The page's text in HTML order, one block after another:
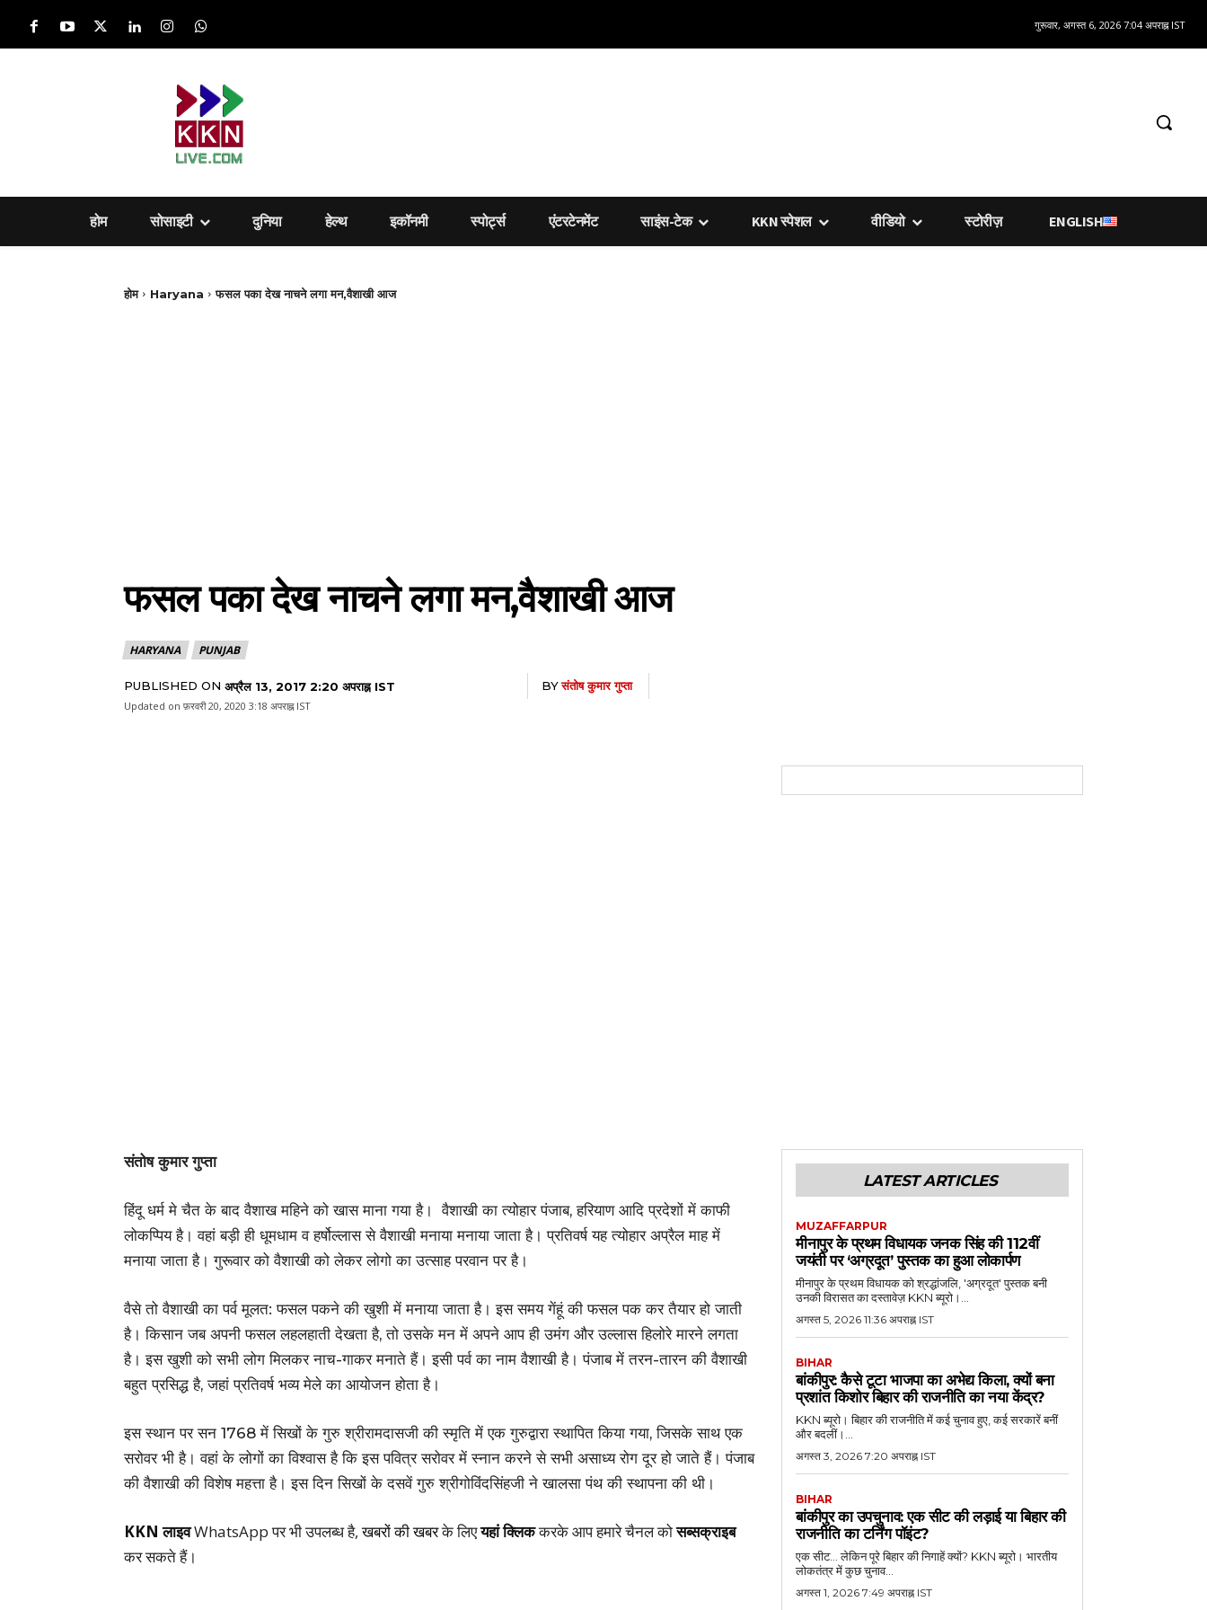
गुरूवार, अगस्त 6, 2026 7:04 अपराह्न IST
होम सोसाइटी दुनिया हेल्‍थ इकॉनमी स्पोर्ट्स एंटरटेनमेंट साइंस-टेक KKN स्पेशल वीडियो स्टोरीज़ ENGLISH
होम Haryana फसल पका देख नाचने लगा मन,वैशाखी आज
फसल पका देख नाचने लगा मन,वैशाखी आज
HARYANA PUNJAB
PUBLISHED ON अप्रैल 13, 2017 2:20 अपराह्न IST BYसंतोष कुमार गुप्‍ता
Updated on फ़रवरी 20, 2020 3:18 अपराह्न IST
संतोष कुमार गुप्ता
​हिंदू धर्म मे चैत के बाद वैशाख महिने को खास माना गया है। वैशाखी का त्योहार पंजाब, हरियाण आदि प्रदेशों में काफी
लोकप्पिय है। वहां बड़ी ही धूमधाम व हर्षोल्लास से वैशाखी मनाया मनाया जाता है। प्रतिवर्ष यह त्योहार अप्रैल माह में
मनाया जाता है। गुरूवार को वैशाखी को लेकर लोगो का उत्साह परवान पर है।
वैसे तो वैशाखी का पर्व मूलत: फसल पकने की खुशी में मनाया जाता है। इस समय गेंहूं की फसल पक कर तैयार हो जाती
है। किसान जब अपनी फसल लहलहाती देखता है, तो उसके मन में अपने आप ही उमंग और उल्लास हिलोरे मारने लगता
है। इस खुशी को सभी लोग मिलकर नाच-गाकर मनाते हैं। इसी पर्व का नाम वैशाखी है। पंजाब में तरन-तारन की वैशाखी
बहुत प्रसिद्ध है, जहां प्रतिवर्ष भव्य मेले का आयोजन होता है।
इस स्थान पर सन 1768 में सिखों के गुरु श्रीरामदासजी की स्मृति में एक गुरुद्वारा स्थापित किया गया, जिसके साथ एक
सरोवर भी है। वहां के लोगों का विश्वास है कि इस पवित्र सरोवर में स्नान करने से सभी असाध्य रोग दूर हो जाते हैं। पंजाब
की वैशाखी की विशेष महत्ता है। इस दिन सिखों के दसवें गुरु श्रीगोविंदसिंहजी ने खालसा पंथ की स्थापना की थी।
KKN लाइवWhatsApp पर भी उपलब्ध है,खबरों की खबरके लिएयहां क्लिककरके आप हमारे चैनल कोसब्सक्राइब
कर सकते हैं।
LATEST ARTICLES
MUZAFFARPUR
मीनापुर के प्रथम विधायक जनक सिंह की 112वीं
जयंती पर ‘अग्रदूत’ पुस्तक का हुआ लोकार्पण
मीनापुर के प्रथम विधायक को श्रद्धांजलि, 'अग्रदूत' पुस्तक बनी
उनकी विरासत का दस्तावेज़ KKN ब्यूरो।...
अगस्त 5, 2026 11:36 अपराह्न IST
BIHAR
बांकीपुर: कैसे टूटा भाजपा का अभेद्य किला, क्यों बना
प्रशांत किशोर बिहार की राजनीति का नया केंद्र?
KKN ब्यूरो। बिहार की राजनीति में कई चुनाव हुए, कई सरकारें बनीं
और बदलीं।...
अगस्त 3, 2026 7:20 अपराह्न IST
BIHAR
बांकीपुर का उपचुनाव: एक सीट की लड़ाई या बिहार की
राजनीति का टर्निंग पॉइंट?
एक सीट... लेकिन पूरे बिहार की निगाहें क्यों? KKN ब्यूरो। भारतीय
लोकतंत्र में कुछ चुनाव...
अगस्त 1, 2026 7:49 अपराह्न IST